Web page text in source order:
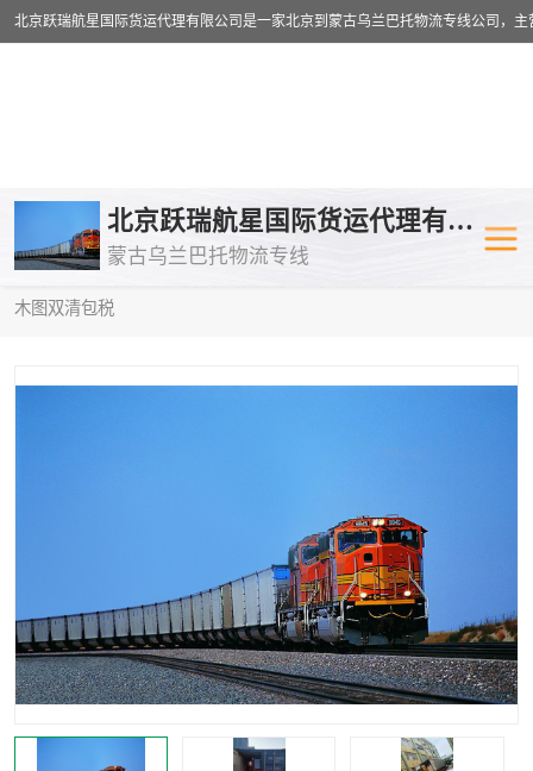
北京跃瑞航星国际货运代理有限公司
蒙古乌兰巴托物流专线
木图双清包税
乌兰巴托物流专线 乌兰巴托铁
乌兰巴托公路运输
中欧班列
蒙古乌兰巴托双清包税 蒙古乌兰巴